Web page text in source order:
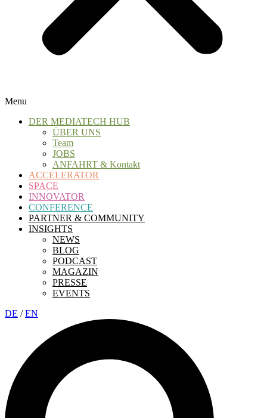
Menu
DER MEDIATECH HUB
ÜBER UNS
Team
JOBS
ANFAHRT & Kontakt
ACCELERATOR
SPACE
INNOVATOR
CONFERENCE
PARTNER & COMMUNITY
INSIGHTS
NEWS
BLOG
PODCAST
MAGAZIN
PRESSE
EVENTS
DE /EN